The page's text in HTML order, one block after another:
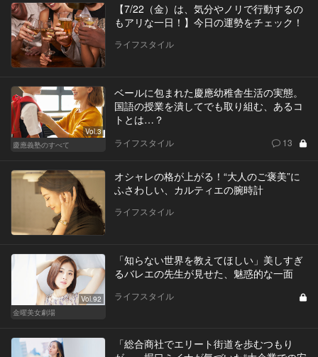
【7/22（金）は、気分やノリで行動するの
もアリな一日！】今日の運勢をチェック！
ライフスタイル
Vol.3
慶應義塾のすべて
ベールに包まれた慶應幼稚舎生活の実態。
国語の授業を潰してでも取り組む、あるコ
トとは…？
ライフスタイル 13
オシャレの格が上がる！“大人のご褒美”に
ふさわしい、カルティエの腕時計
ライフスタイル
Vol.92
金曜美女劇場
「知らない世界を教えてほしい」美しすぎ
るバレエの先生が見せた、魅惑的な一面
ライフスタイル
「総合商社でエリート街道を歩むつもり